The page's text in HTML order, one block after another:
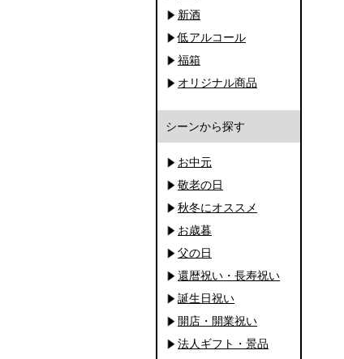
新酒
低アルコール
福箱
オリジナル商品
シーンから探す
お中元
敬老の日
秋冬にオススメ
お歳暮
父の日
還暦祝い・長寿祝い
誕生日祝い
開店・開業祝い
法人ギフト・景品